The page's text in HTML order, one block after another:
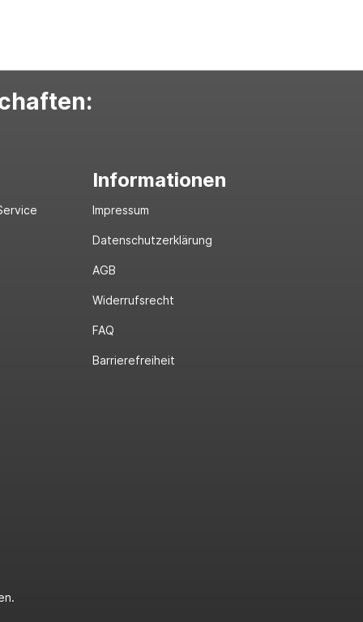
Informationen
Impressum
Datenschutzerklärung
AGB
Widerrufsrecht
FAQ
Barrierefreiheit